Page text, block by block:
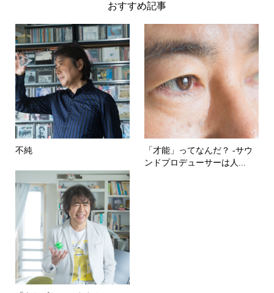
おすすめ記事
不純
「才能」ってなんだ？ -サウ
ンドプロデューサーは人...